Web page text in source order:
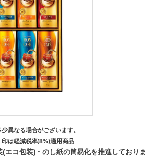
異なる場合がございます。
は軽減税率(8%)適用商品
(エコ包装)・のし紙の簡易化を推進しておりま